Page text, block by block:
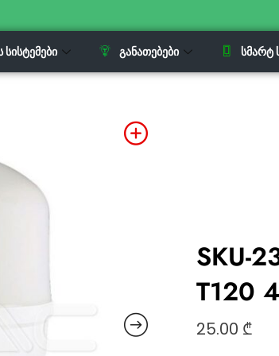
ᲡᲘᲡᲢᲔᲛᲔᲑᲘ ᲒᲐᲜᲐᲗᲔᲑᲔᲑᲘ ᲡᲛᲐᲠᲢ
SKU-
T120
25.00 ₾